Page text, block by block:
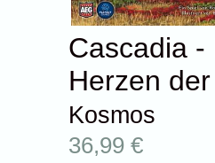
Cascadia -
Herzen
Kosmos
36,99 €